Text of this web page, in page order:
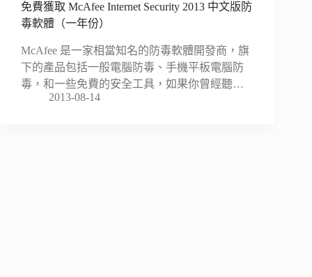
免費獲取 McAfee Internet Security 2013 中文版防
毒軟體（一年份）
McAfee 是一家相當知名的防毒軟體開發商，旗
下的產品包括一般電腦防毒、手機平板電腦防
毒，和一些免費的安全工具，如果你曾經聽…
2013-08-14